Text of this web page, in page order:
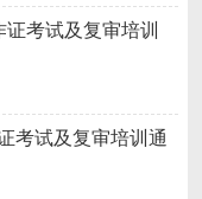
考试及复审培训
考试及复审培训通